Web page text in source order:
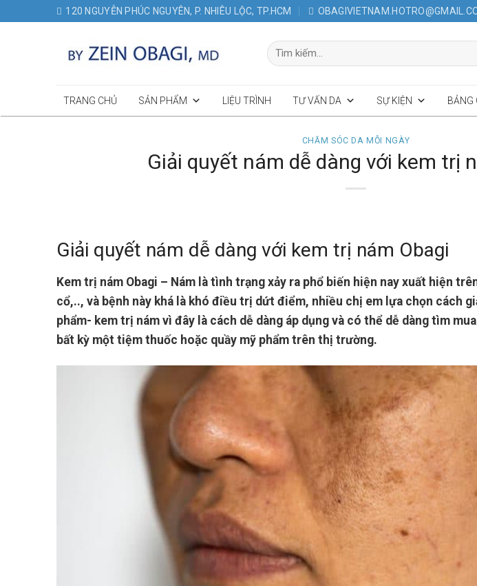
120 NGUYỄN PHÚC NGUYÊN, P. NHIÊU LỘC, TP.HCM
Tìm
kiếm:
TRANG CHỦ SẢN PHẨM LIỆU TRÌNH TƯ VẤN DA SỰ KIỆN BẢNG
CHĂM SÓC DA MỖI NGÀY
Giải quyết nám dễ dàng với kem trị
Giải quyết nám dễ dàng với kem trị nám Obagi
Kem trị nám Obagi – Nám là tình trạng xảy ra phổ biến hiện nay xuất hiện
cổ,.., và bệnh này khá là khó điều trị dứt điểm, nhiều chị em lựa chọn cách
phẩm- kem trị nám vì đây là cách dễ dàng áp dụng và có thể dễ dàng tìm
bất kỳ một tiệm thuốc hoặc quầy mỹ phẩm trên thị trường.